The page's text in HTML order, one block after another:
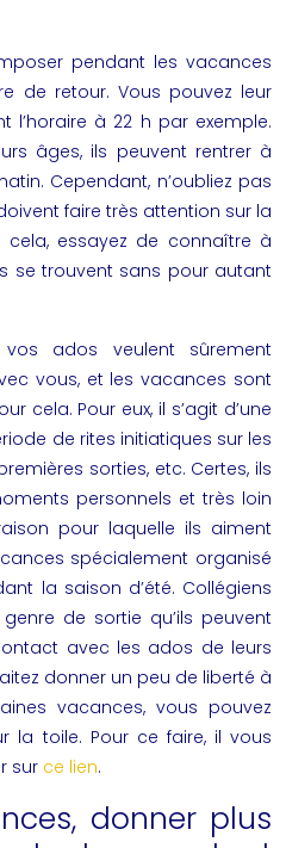
pendant les vacances
de retour. Vous pouvez leur
l’horaire à 22 h par exemple.
âges, ils peuvent rentrer à
Cependant, n’oubliez pas
faire très attention sur la
cela, essayez de connaître à
se trouvent sans pour autant
vos ados veulent sûrement
vous, et les vacances sont
cela. Pour eux, il s’agit d’une
de rites initiatiques sur les
sorties, etc. Certes, ils
personnels et très loin
pour laquelle ils aiment
spécialement organisé
la saison d’été. Collégiens
de sortie qu’ils peuvent
avec les ados de leurs
donner un peu de liberté à
vacances, vous pouvez
la toile. Pour ce faire, il vous
sur ce lien.
donner plus